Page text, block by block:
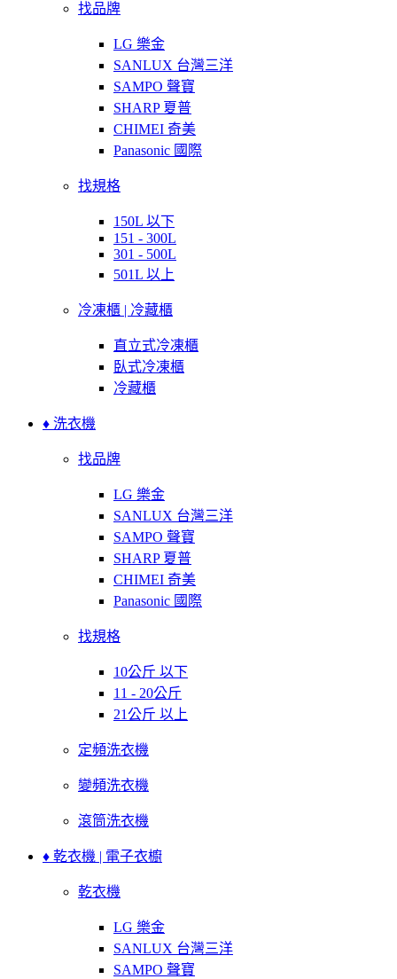
找品牌
LG 樂金
SANLUX 台灣三洋
SAMPO 聲寶
SHARP 夏普
CHIMEI 奇美
Panasonic 國際
找規格
150L 以下
151 - 300L
301 - 500L
501L 以上
冷凍櫃 | 冷藏櫃
直立式冷凍櫃
臥式冷凍櫃
冷藏櫃
♦ 洗衣機
找品牌
LG 樂金
SANLUX 台灣三洋
SAMPO 聲寶
SHARP 夏普
CHIMEI 奇美
Panasonic 國際
找規格
10公斤 以下
11 - 20公斤
21公斤 以上
定頻洗衣機
變頻洗衣機
滾筒洗衣機
♦ 乾衣機 | 電子衣櫥
乾衣機
LG 樂金
SANLUX 台灣三洋
SAMPO 聲寶